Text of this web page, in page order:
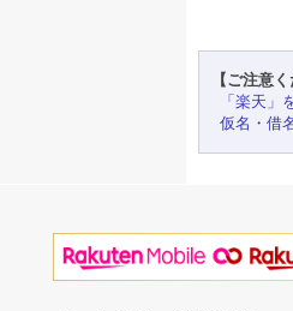
【ご注意く
「楽天」
仮名・借